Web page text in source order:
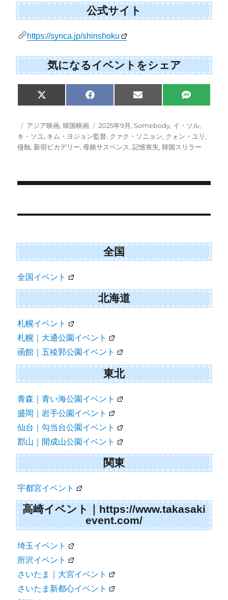
公式サイト
https://synca.jp/shinshoku
気になるイベントをシェア
S
h
r
e
o
n
X
(
w
i
t
t
S
h
r
e
o
n
F
a
e
b
o
o
S
h
e
o
n
E
m
i
l
S
h
r
e
o
n
S
M
投
稿
日:
カ
テ
ゴ
アジア映画,韓国映画
タ
グ
2025年9月 ,Somebody, イ・ソル,
キ・ソユ , キム・ヨジョン監督, クァク・ソニョン, クォン・ユリ ,
侵蝕, 新宿ピカデリー,母娘サスペンス,記憶喪失,韓国スリラー
稿
ビ
ゲ
ー
シ
ョ
ン
全国
全国イベント
北海道
札幌イベント
札幌｜大通公園イベント
函館｜五稜郭公園イベント
東北
青森｜青い海公園イベント
盛岡｜岩手公園イベント
仙台｜勾当台公園イベント
郡山｜開成山公園イベント
関東
宇都宮イベント
高崎イベント｜https://www.takasaki
event.com/
埼玉イベント
所沢イベント
さいたま｜大宮イベント
さいたま新都心イベント